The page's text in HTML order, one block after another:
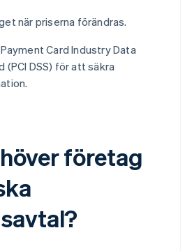
när priserna förändras.
Card Industry Data
(PCI DSS) för att säkra
företag